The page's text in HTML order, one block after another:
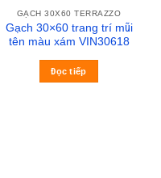
GẠCH 30X60 TERRAZZO
Gạch 30×60 trang trí mũi
tên màu xám VIN30618
Đọc tiếp